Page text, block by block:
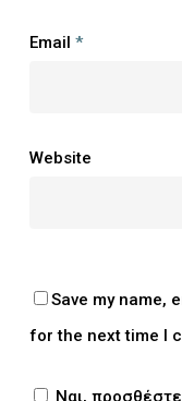
Email *
Website
Save my name,
for the next time I
Ναι,